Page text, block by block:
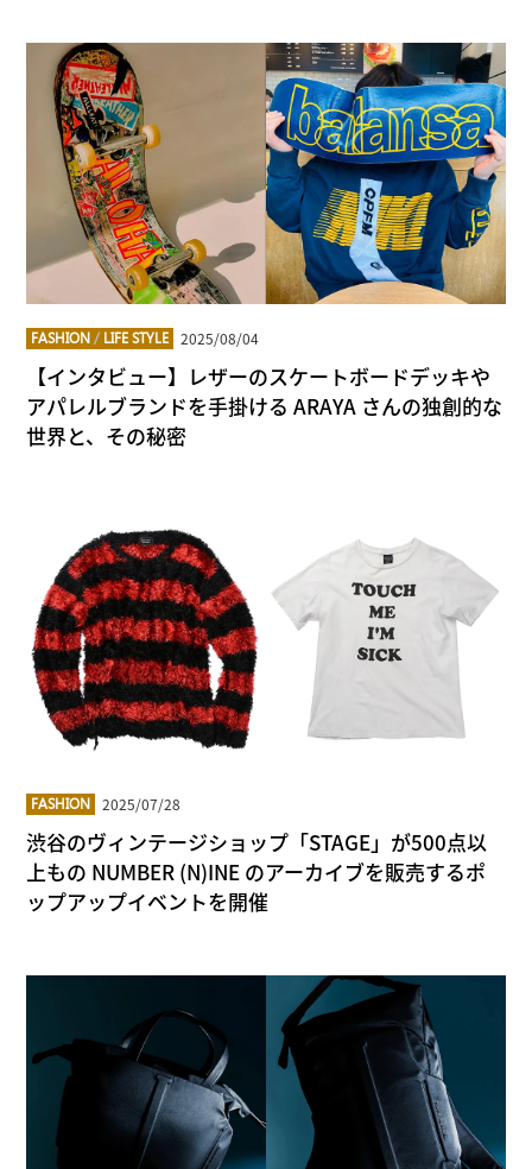
FASHION / LIFE STYLE 2025/08/04
【インタビュー】レザーのスケートボードデッキや
アパレルブランドを手掛ける ARAYA さんの独創的な
世界と、その秘密
FASHION 2025/07/28
渋谷のヴィンテージショップ「STAGE」が500点以
上もの NUMBER (N)INE のアーカイブを販売するポ
ップアップイベントを開催